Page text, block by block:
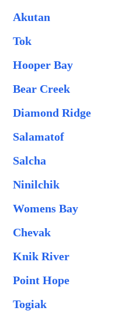
Akutan
Tok
Hooper Bay
Bear Creek
Diamond Ridge
Salamatof
Salcha
Ninilchik
Womens Bay
Chevak
Knik River
Point Hope
Togiak